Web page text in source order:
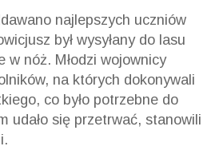
najlepszych uczniów
był wysyłany do lasu
w nóż. Młodzi wojownicy
na których dokonywali
co było potrzebne do
udało się przetrwać, stanowili